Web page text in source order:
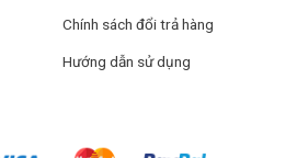
Chính sách đổi trả hàng
Hướng dẫn sử dụng